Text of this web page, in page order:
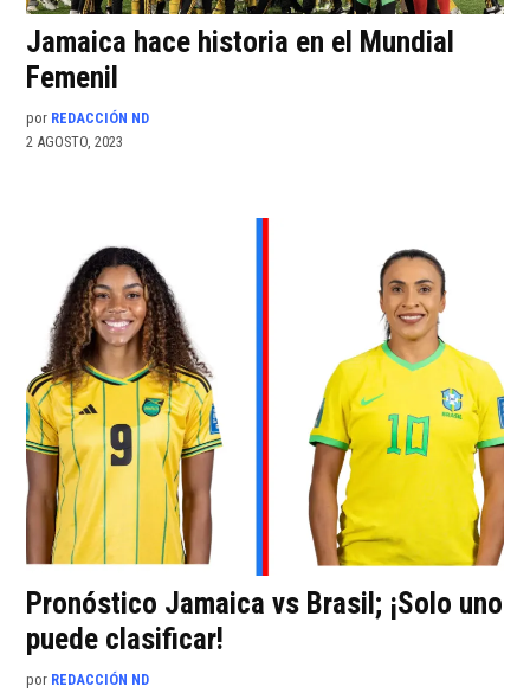
Jamaica hace historia en el Mundial
Femenil
por REDACCIÓN ND
2 AGOSTO, 2023
Pronóstico Jamaica vs Brasil; ¡Solo uno
puede clasificar!
por REDACCIÓN ND